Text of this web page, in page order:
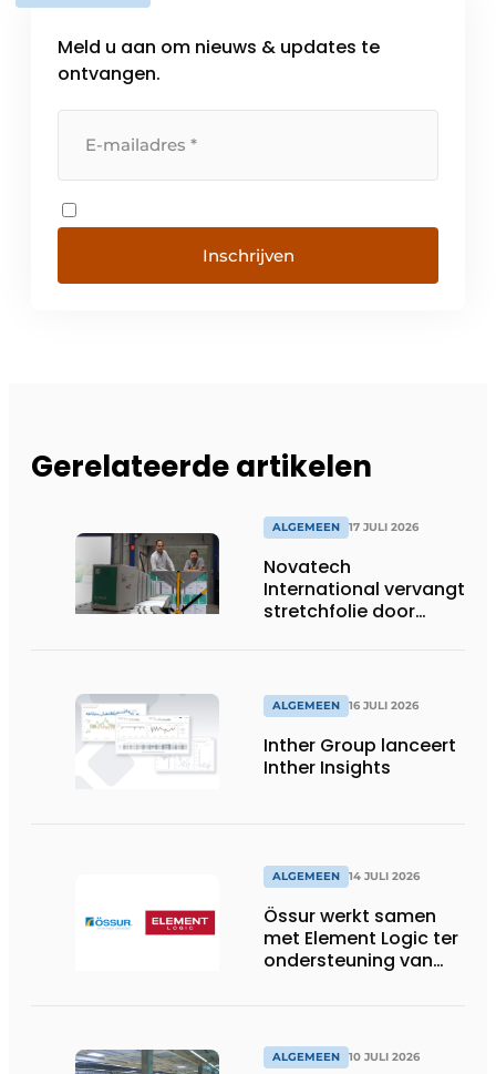
Meld u aan om nieuws & updates te
ontvangen.
Inschrijven
Gerelateerde artikelen
ALGEMEEN 17 JULI 2026
Novatech
International vervangt
stretchfolie door
ALGEMEEN 16 JULI 2026
Inther Group lanceert
Inther Insights
ALGEMEEN 14 JULI 2026
Össur werkt samen
met Element Logic ter
ondersteuning van
ALGEMEEN 10 JULI 2026